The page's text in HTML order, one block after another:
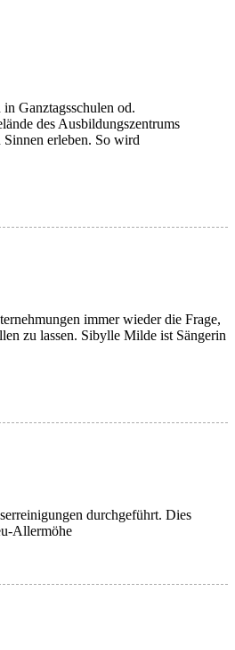
Ganztagsschulen od.
des Ausbildungszentrums
erleben. So wird
immer wieder die Frage,
zu lassen. Sibylle Milde ist Sängerin
durchgeführt. Dies
Allermöhe